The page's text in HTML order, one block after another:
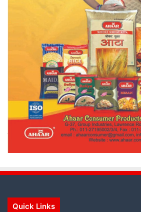
Quick Links